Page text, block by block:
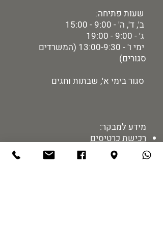
שעות פתיחה:
ב', ד', ה' - 9:00 - 15:00
ג' - 9:00 - 19:00
ימי ו' - 13:00-9:30 (המשרדים
סגורים)
סגור בימי א', שבתות וחגים
מידע למבקר:
רכישת כרטיסים
מיקום ותחבורה
הזמנת הדרכות